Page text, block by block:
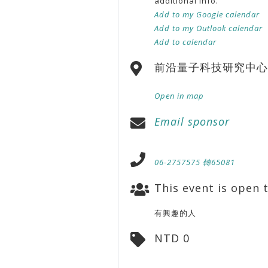
Add to my Google calendar
Add to my Outlook calendar
Add to calendar
前沿量子科技研究中心
Open in map
Email sponsor
06-2757575 轉65081
This event is open
有興趣的人
NTD 0